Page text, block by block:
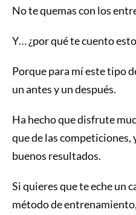
No te quemas con los
Y… ¿por qué te cuento
Porque para mí este tipo
un antes y un después.
Ha hecho que disfrute
que de las
buenos resultados.
Si quieres que te eche un
método de